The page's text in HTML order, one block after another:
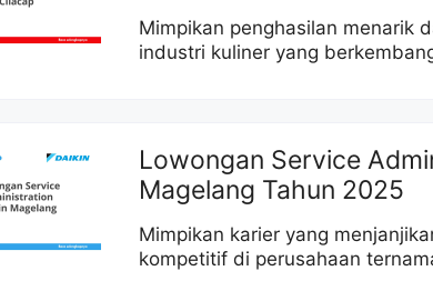
Mimpikan penghasilan menarik
industri kuliner yang
Lowongan Service
Magelang Tahun 2025
Mimpikan karier yang
kompetitif di perusahaan